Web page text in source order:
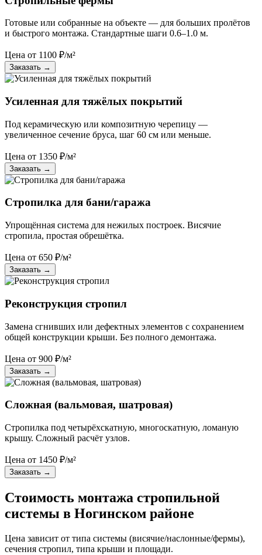
Готовые или собранные на объекте — для больших пролётов
и быстрого монтажа. Стандартные шаги 0.6–1.0 м.
Цена от 1100 ₽/м²
Заказать →
Усиленная для тяжёлых покрытий
Под керамическую или композитную черепицу —
увеличенное сечение бруса, шаг 60 см или меньше.
Цена от 1350 ₽/м²
Заказать →
Стропилка для бани/гаража
Упрощённая система для нежилых построек. Висячие
стропила, простая обрешётка.
Цена от 650 ₽/м²
Заказать →
Реконструкция стропил
Замена сгнивших или дефектных элементов с сохранением
общей конструкции крыши. Без полного демонтажа.
Цена от 900 ₽/м²
Заказать →
Сложная (вальмовая, шатровая)
Стропилка под четырёхскатную, многоскатную, ломаную
крышу. Сложный расчёт узлов.
Цена от 1450 ₽/м²
Заказать →
Стоимость монтажа стропильной
системы в Ногинском районе
Цена зависит от типа системы (висячие/наслонные/фермы),
сечения стропил, типа крыши и площади.